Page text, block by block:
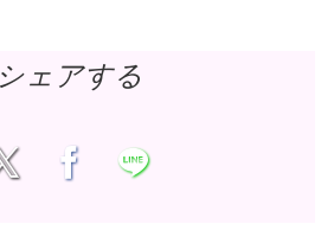
シェアする